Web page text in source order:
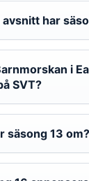
avsnitt har
i
SVT?
säsong 13 om?